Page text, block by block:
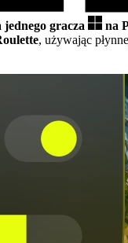
gracza na
, używając